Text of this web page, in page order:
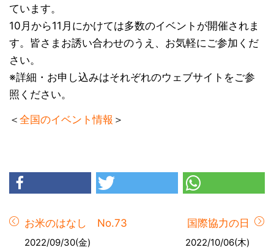
ています。
10月から11月にかけては多数のイベントが開催されま
す。皆さまお誘い合わせのうえ、お気軽にご参加くだ
さい。
※詳細・お申し込みはそれぞれのウェブサイトをご参
照ください。
＜ 全国のイベント情報 ＞
お米のはなし No.73
2022/09/30(金)
国際協力の日
2022/10/06(木)